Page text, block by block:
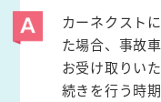
カーネクスト
た場合、事故
お受け取りい
続きを行う時